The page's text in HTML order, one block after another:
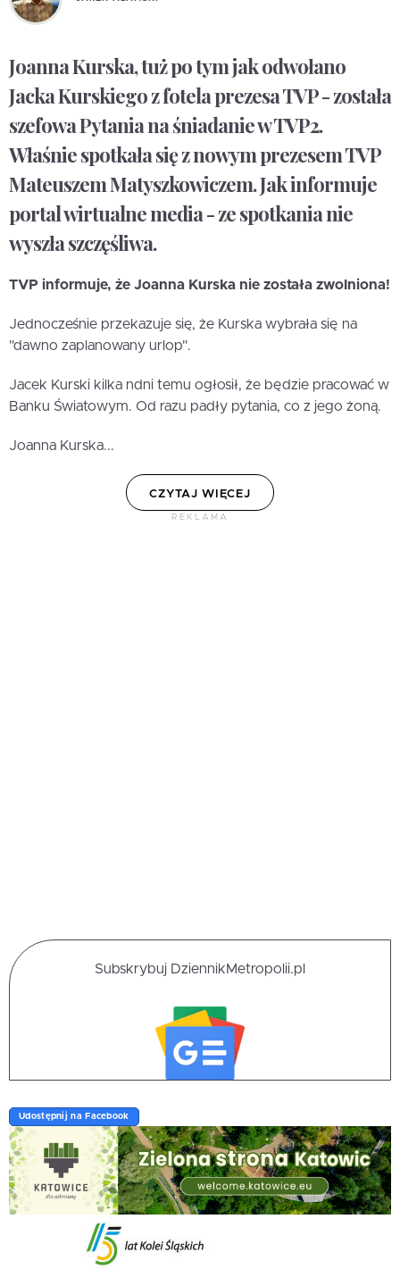
Joanna Kurska, tuż po tym jak odwołano
Jacka Kurskiego z fotela prezesa TVP - została
szefowa Pytania na śniadanie w TVP2.
Właśnie spotkała się z nowym prezesem TVP
Mateuszem Matyszkowiczem. Jak informuje
portal wirtualne media - ze spotkania nie
wyszła szczęśliwa.
TVP informuje, że Joanna Kurska nie została zwolniona!
Jednocześnie przekazuje się, że Kurska wybrała się na
"dawno zaplanowany urlop".
Jacek Kurski kilka ndni temu ogłosił, że będzie pracować w
Banku Światowym. Od razu padły pytania, co z jego żoną.
Joanna Kurska...
CZYTAJ WIĘCEJ
REKLAMA
Subskrybuj DziennikMetropolii.pl
Udostępnij na Facebook